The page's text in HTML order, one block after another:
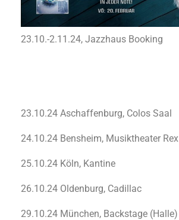
23.10.-2.11.24, Jazzhaus Booking
23.10.24 Aschaffenburg, Colos Saal
24.10.24 Bensheim, Musiktheater Rex
25.10.24 Köln, Kantine
26.10.24 Oldenburg, Cadillac
29.10.24 München, Backstage (Halle)